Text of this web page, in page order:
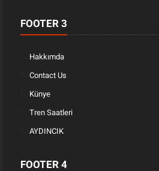
FOOTER 3
Hakkımda
Contact Us
Künye
Tren Saatleri
AYDINCIK
FOOTER 4